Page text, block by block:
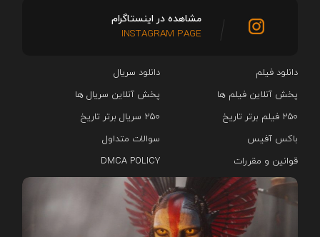
دانلود فیلم
دانلود سریال‌
پخش آنلاین فیلم ها
پخش آنلاین سریال ها
۲۵۰ فیلم برتر تاریخ
۲۵۰ سریال برتر تاریخ
باکس آفیس
سوالات متداول
قوانین و مقررات
DMCA POLICY
مشاهده در اینستاگرام
INSTAGRAM PAGE